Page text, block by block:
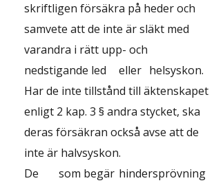
skriftligen försäkra på heder och
samvete att de inte är släkt med
varandra i rätt upp- och
nedstigande led
eller helsyskon.
Har de inte tillstånd till äktenskapet
enligt 2 kap. 3 § andra stycket, ska
deras försäkran också avse att de
inte är halvsyskon.
De
som begär hindersprövning